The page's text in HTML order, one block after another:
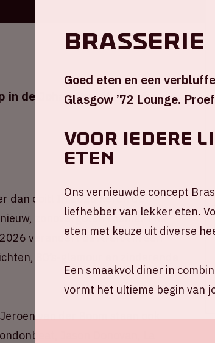
in de Johan Cruijff ArenA
dan ooit! In 2026 keren de
zonovergoten thema: The
verandert de ArenA in een
80’s-glamour en zinderende
van der Boom staan ook
Jason Donovan, La
Brasserie
Goed eten en een
Glasgow ’72 Lounge.
Voor iedere
eten
Ons vernieuwde concept
liefhebber van lekker eten.
eten met keuze uit diverse
Een smaakvol diner in
vormt het ultieme begin van